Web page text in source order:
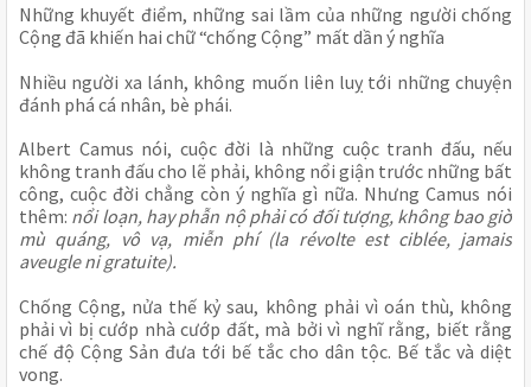
Những khuyết điểm, những sai lầm của những người chống
Cộng đã khiến hai chữ “chống Cộng” mất dần ý nghĩa
Nhiều người xa lánh, không muốn liên luỵ tới những chuyện
đánh phá cá nhân, bè phái.
Albert Camus nói, cuộc đời là những cuộc tranh đấu, nếu
không tranh đấu cho lẽ phải, không nổi giận trước những bất
công, cuộc đời chẳng còn ý nghĩa gì nữa. Nhưng Camus nói
thêm: nổi loạn, hay phẫn nộ phải có đối tượng, không bao giờ
mù quáng, vô vạ, miễn phí (la révolte est ciblée, jamais
aveugle ni gratuite).
Chống Cộng, nửa thế kỷ sau, không phải vì oán thù, không
phải vì bị cướp nhà cướp đất, mà bởi vì nghĩ rằng, biết rằng
chế độ Cộng Sản đưa tới bế tắc cho dân tộc. Bế tắc và diệt
vong.